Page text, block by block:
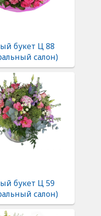
букет Ц 88
салон)
букет Ц 59
салон)